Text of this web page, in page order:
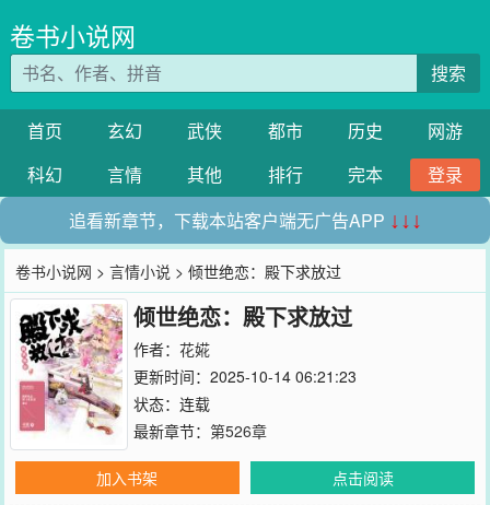
卷书小说网
搜索
首页 玄幻 武侠 都市 历史
网游
科幻
言情 其他 排行 完本
登录
追看新章节，下载本站客户端无广告APP ↓↓↓
卷书小说网 >言情小说 > 倾世绝恋：殿下求放过
倾世绝恋：殿下求放过
作者： 花婲
更新时间：2025-10-14 06:21:23
状态：连载
最新章节： 第526章
加入书架
点击阅读